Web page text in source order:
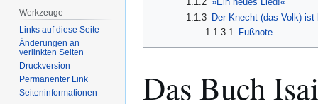
1.1.3 Der Knecht (das Volk) ist
1.1.3.1
Fußnote
Das Buch
Werkzeuge
Links auf diese Seite
Änderungen an
verlinkten Seiten
Druckversion
Permanenter Link
Seiten­­informationen